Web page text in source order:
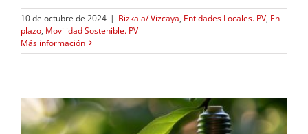
10 de octubre de 2024 | Bizkaia/ Vizcaya, Entidades Locales. PV, En
plazo, Movilidad Sostenible. PV
Más información